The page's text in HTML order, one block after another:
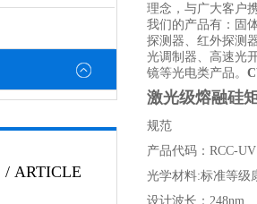
/ ARTICLE
理念，与广大客户
我们的产品有：固
探测器、红外探测
光调制器、高速光
镜等光电类产品。
激光级熔融硅
规范
产品代码：RCC-UV
光学材料:标准等级
设计波长：248nm